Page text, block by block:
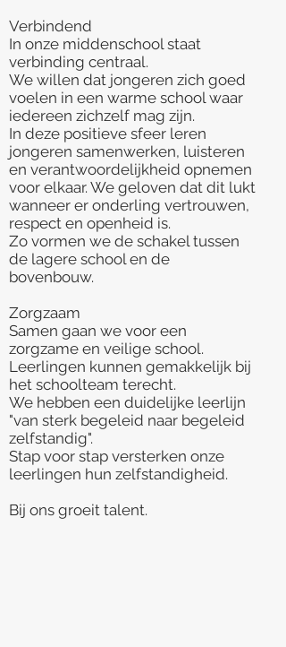
Verbindend
In onze middenschool staat
verbinding centraal.
We willen dat jongeren zich goed
voelen in een warme school waar
iedereen zichzelf mag zijn.
In deze positieve sfeer leren
jongeren samenwerken, luisteren
en verantwoordelijkheid opnemen
voor elkaar. We geloven dat dit lukt
wanneer er onderling vertrouwen,
respect en openheid is.
Zo vormen we de schakel tussen
de lagere school en de
bovenbouw.
Zorgzaam
Samen gaan we voor een
zorgzame en veilige school.
Leerlingen kunnen gemakkelijk bij
het schoolteam terecht.
We hebben een duidelijke leerlijn
"van sterk begeleid naar begeleid
zelfstandig".
Stap voor stap versterken onze
leerlingen hun zelfstandigheid.
Bij ons groeit talent.